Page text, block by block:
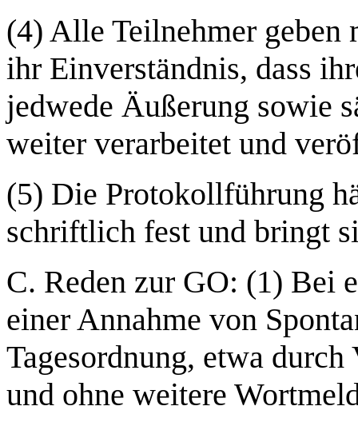
(4) Alle Teilnehmer geben
ihr Einverständnis, dass
jedwede Äußerung sowie
weiter verarbeitet und
(5) Die Protokollführung
schriftlich fest und bringt
C. Reden zur GO: (1) Bei
einer Annahme von
Tagesordnung, etwa
und ohne weitere